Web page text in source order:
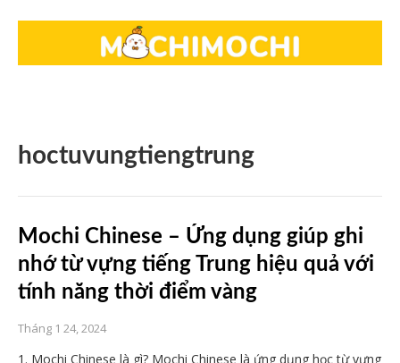
hoctuvungtiengtrung
Mochi Chinese – Ứng dụng giúp ghi
nhớ từ vựng tiếng Trung hiệu quả với
tính năng thời điểm vàng
Tháng 1 24, 2024
1. Mochi Chinese là gì? Mochi Chinese là ứng dụng học từ vựng